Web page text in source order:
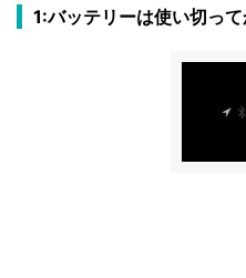
1:バッテリーは使い切っ